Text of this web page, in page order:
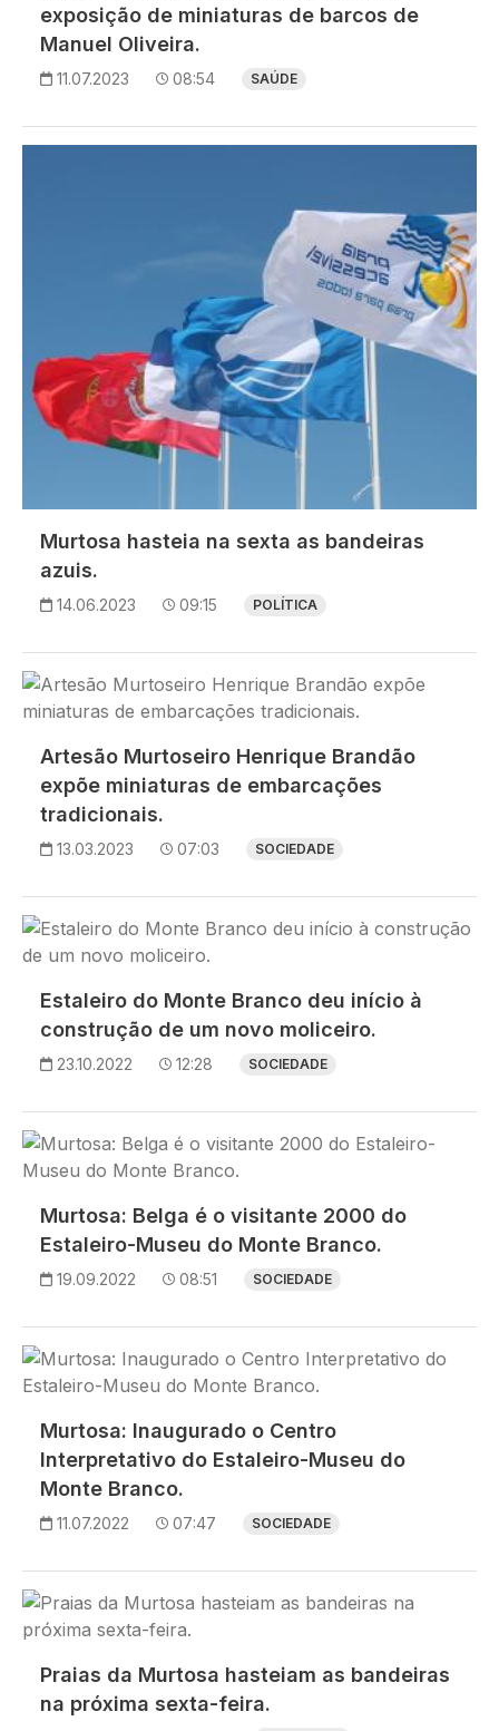
exposição de miniaturas de barcos de
Manuel Oliveira.
11.07.2023 08:54 SAÚDE
Murtosa hasteia na sexta as bandeiras
azuis.
14.06.2023 09:15 POLÍTICA
Imagem
Artesão Murtoseiro Henrique Brandão
expõe miniaturas de embarcações
tradicionais.
13.03.2023 07:03 SOCIEDADE
Imagem
Estaleiro do Monte Branco deu início à
construção de um novo moliceiro.
23.10.2022 12:28 SOCIEDADE
Imagem
Murtosa: Belga é o visitante 2000 do
Estaleiro-Museu do Monte Branco.
19.09.2022 08:51 SOCIEDADE
Imagem
Murtosa: Inaugurado o Centro
Interpretativo do Estaleiro-Museu do
Monte Branco.
11.07.2022 07:47 SOCIEDADE
Imagem
Praias da Murtosa hasteiam as bandeiras
na próxima sexta-feira.